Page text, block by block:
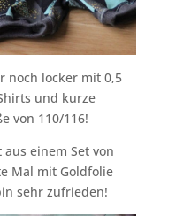
noch locker mit 0,5
und kurze
von 110/116!
einem Set von
Mal mit Goldfolie
sehr zufrieden!